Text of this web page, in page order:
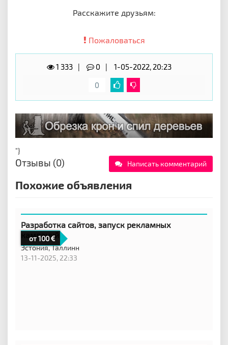
Расскажите друзьям:
Пожаловаться
1 333 0
1-05-2022, 20:23
0
"}
Отзывы (0) Написать комментарий
Похожие объявления
от 100
Разработка сайтов, запуск рекламных
кампаний
Эстония,Таллинн
13-11-2025, 22:33